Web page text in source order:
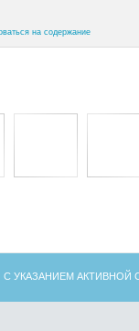
на содержание
УКАЗАНИЕМ АКТИВНОЙ